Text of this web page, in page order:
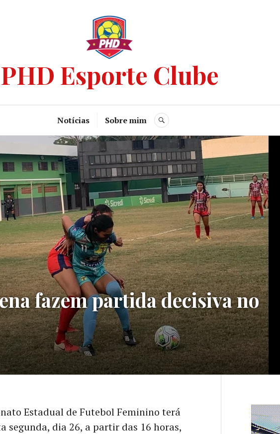
PHD Esporte Clube
Notícias Sobre mim
fazem partida decisiva no
Estadual de Futebol Feminino terá
segunda, dia 26, a partir das 16 horas,